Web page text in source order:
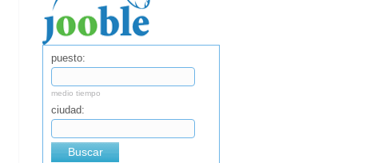
puesto:
medio tiempo
ciudad:
Buscar